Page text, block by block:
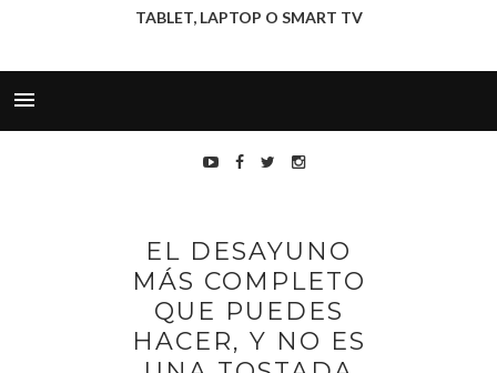
TABLET, LAPTOP O SMART TV
EL DESAYUNO
MÁS COMPLETO
QUE PUEDES
HACER, Y NO ES